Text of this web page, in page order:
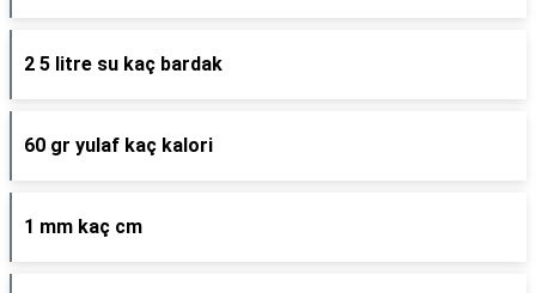
2 5 litre su kaç bardak
60 gr yulaf kaç kalori
1 mm kaç cm